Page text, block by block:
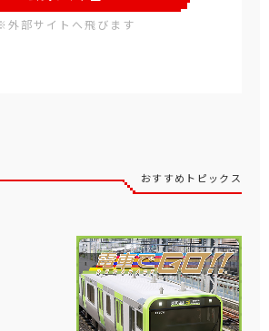
外部サイトへ飛びます
おすすめトピックス